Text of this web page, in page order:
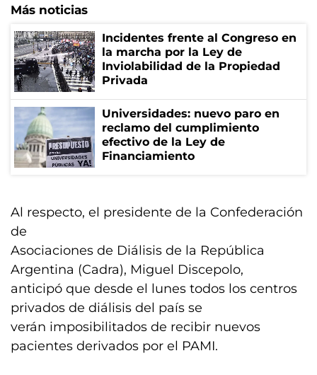
Más noticias
Incidentes frente al Congreso en
la marcha por la Ley de
Inviolabilidad de la Propiedad
Privada
Universidades: nuevo paro en
reclamo del cumplimiento
efectivo de la Ley de
Financiamiento
Al respecto, el presidente de la Confederación
de
Asociaciones de Diálisis de la República
Argentina (Cadra), Miguel Discepolo,
anticipó que desde el lunes todos los centros
privados de diálisis del país se
verán imposibilitados de recibir nuevos
pacientes derivados por el PAMI.